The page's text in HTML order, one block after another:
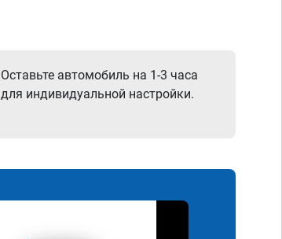
Оставьте автомобиль на 1-3 часа
для индивидуальной настройки.